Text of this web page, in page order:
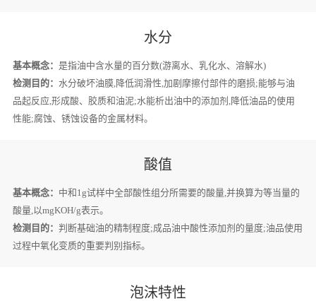
水分
基本概念： 是指油中含水量的百分数(游离水、乳化水、溶解水)
检测目的： 水分破坏油膜,降低润滑性,加剧摩擦付部件的磨损;能够与油
品起反应,形成酸、胶质和油泥;水能析出油中的添加剂,降低油品的使用
性能;腐蚀、锈蚀设备的金属材料。
酸值
基本概念： 中和1g试样中全部酸性组分所需要的酸量,并换算为等当量的
酸量,以mgKOH/g表示。
检测目的： 判断基础油的精制程度;成品油中酸性添加剂的量度;油品使用
过程中氧化变质的重要判别指标。
泡沫特性